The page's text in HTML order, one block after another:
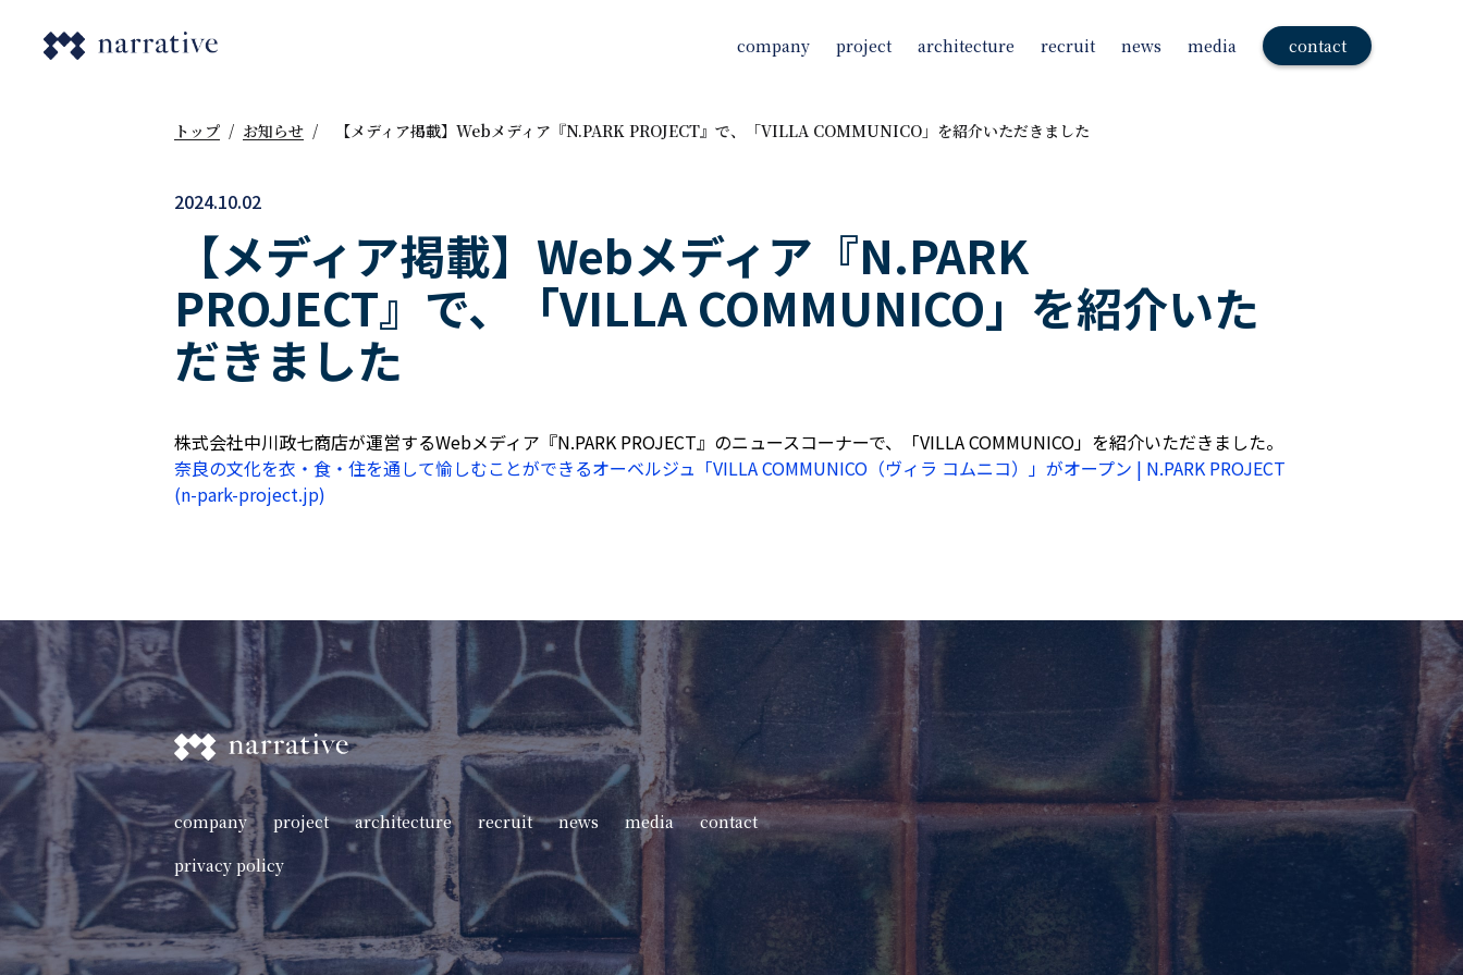
company project architecture recruit news media contact
トップ / お知らせ / 【メディア掲載】Webメディア『N.PARK PROJECT』で、「VILLA COMMUNICO」を紹介いただきました
2024.10.02
【メディア掲載】Webメディア『N.PARK
PROJECT』で、「VILLA COMMUNICO」を紹介いた
だきました
株式会社中川政七商店が運営するWebメディア『N.PARK PROJECT』のニュースコーナーで、「VILLA COMMUNICO」を紹介いただきました。
奈良の文化を衣・食・住を通して愉しむことができるオーベルジュ「VILLA COMMUNICO（ヴィラ コムニコ）」がオープン | N.PARK PROJECT
(n-park-project.jp)
company project architecture recruit news media
contact
privacy policy